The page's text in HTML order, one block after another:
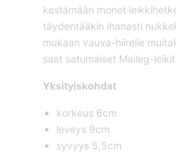
kestämään monet
täydentääkin ihanasti
mukaan vauva-hiirelle
saat satumaiset Maileg-leikit
Yksityiskohdat
korkeus 6cm
leveys 9cm
syvyys 5,5cm